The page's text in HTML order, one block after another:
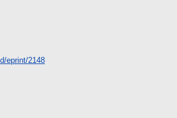
eprint/2148